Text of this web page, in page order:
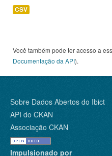
CSV
Você também pode ter acesso a
Documentação da API).
Sobre Dados Abertos do Ibict
API do CKAN
Associação CKAN
Impulsionado por